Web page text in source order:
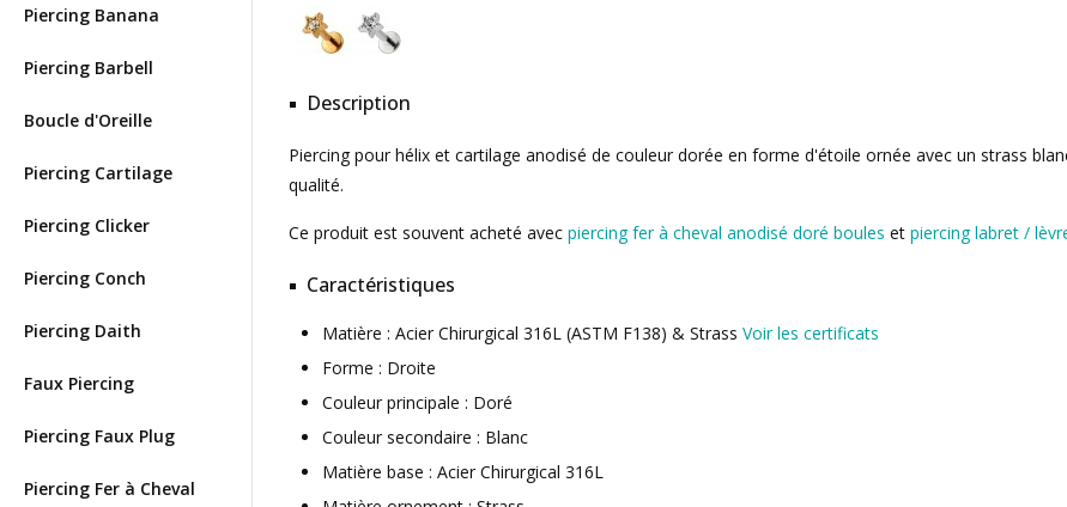
Piercing Banana
Piercing Barbell
Boucle d'Oreille
Piercing Cartilage
Piercing Clicker
Piercing Conch
Piercing Daith
Faux Piercing
Piercing Faux Plug
Piercing Fer à Cheval
Description
Piercing pour hélix et cartilage anodisé de couleur dorée en forme d'étoile ornée avec un strass
qualité.
Ce produit est souvent acheté avec piercing fer à cheval anodisé doré boules et piercing labret /
Caractéristiques
Matière : Acier Chirurgical 316L (ASTM F138) & Strass Voir les certificats
Forme : Droite
Couleur principale : Doré
Couleur secondaire : Blanc
Matière base : Acier Chirurgical 316L